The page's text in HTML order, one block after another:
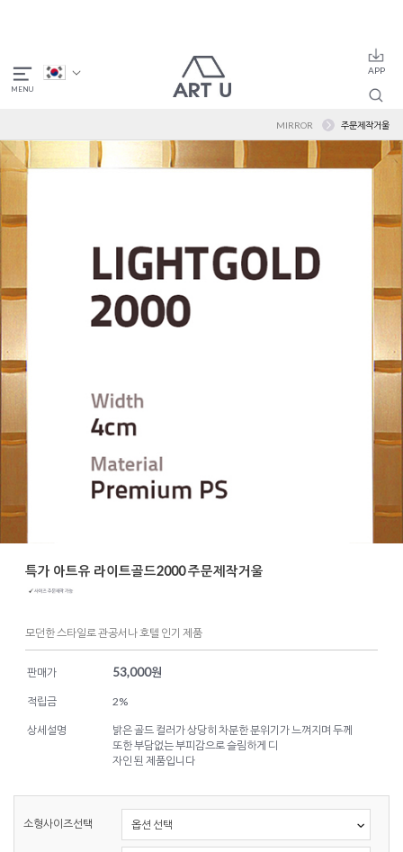
MIRROR 주문제작거울
특가 아트유 라이트골드2000 주문제작거울
모던한 스타일로 관공서나 호텔 인기 제품
판매가 53,000원
적립금 2%
상세설명
밝은 골드 컬러가 상당히 차분한 분위기가 느껴지며 두께
또한 부담없는 부피감으로 슬림하게 디
자인 된 제품입니다
소형사이즈선택